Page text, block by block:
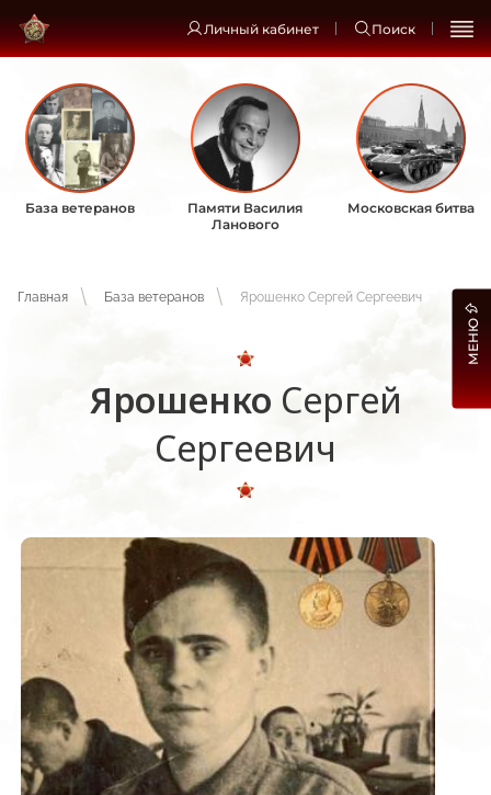
Личный кабинет Поиск
База ветеранов
Памяти Василия
Ланового
Московская битва
Главная База ветеранов Ярошенко Сергей Сергеевич
Ярошенко Сергей
Сергеевич
МЕНЮ